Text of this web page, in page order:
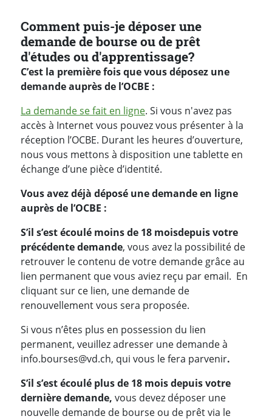
Comment puis-je déposer une
demande de bourse ou de prêt
d'études ou d'apprentissage?
C’est la première fois que vous déposez une
demande auprès de l’OCBE :
La demande se fait en ligne. Si vous n'avez pas
accès à Internet vous pouvez vous présenter à la
réception l’OCBE. Durant les heures d’ouverture,
nous vous mettons à disposition une tablette en
échange d’une pièce d’identité.
Vous avez déjà déposé une demande en ligne
auprès de l’OCBE :
S’il s’est écoulé moins de 18 moisdepuis votre
précédente demande, vous avez la possibilité de
retrouver le contenu de votre demande grâce au
lien permanent que vous aviez reçu par email. En
cliquant sur ce lien, une demande de
renouvellement vous sera proposée.
Si vous n’êtes plus en possession du lien
permanent, veuillez adresser une demande à
info.bourses@vd.ch, qui vous le fera parvenir.
S’il s’est écoulé plus de 18 mois depuis votre
dernière demande, vous devez déposer une
nouvelle demande de bourse ou de prêt via le